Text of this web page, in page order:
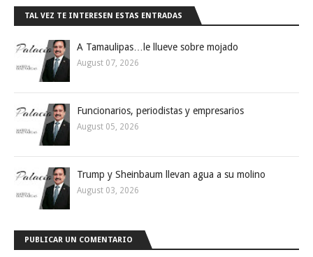
TAL VEZ TE INTERESEN ESTAS ENTRADAS
A Tamaulipas…le llueve sobre mojado
August 07, 2026
Funcionarios, periodistas y empresarios
August 05, 2026
Trump y Sheinbaum llevan agua a su molino
August 03, 2026
PUBLICAR UN COMENTARIO